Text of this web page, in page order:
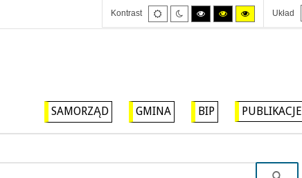
Kontrast
Tryb
domyślny
Tryb
nocny
Tryb
wysokiego
kontrastu
Tryb
wysokiego
kontrastu
Tryb
wysokiego
kontrastu
Układ
SAMORZĄD GMINA BIP PUBLIKACJE